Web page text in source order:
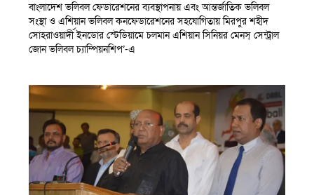
বাংলাদেশ ভলিবল ফেডারেশনের ব্যবস্থাপনায় এবং আন্তর্জাতিক ভলিবল
সংস্থা ও এশিয়ান ভলিবল কনফেডারেশনের সহযোগিতায় মিরপুর শহীদ
সোহরাওয়ার্দী ইনডোর স্টেডিয়ামে চলমান এশিয়ান সিনিয়র মেনস্ সেন্ট্রাল
জোন ভলিবল চ্যাম্পিয়নশিপ’-এ